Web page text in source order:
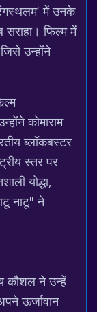
में उनके
फिल्म में
उन्होंने
कोमाराम
ब्लॉकबस्टर
स्तर पर
योद्धा,
नाटू" ने
कौशल ने उन्हें
ऊर्जावान